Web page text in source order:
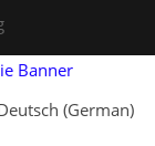
Banner
(German)